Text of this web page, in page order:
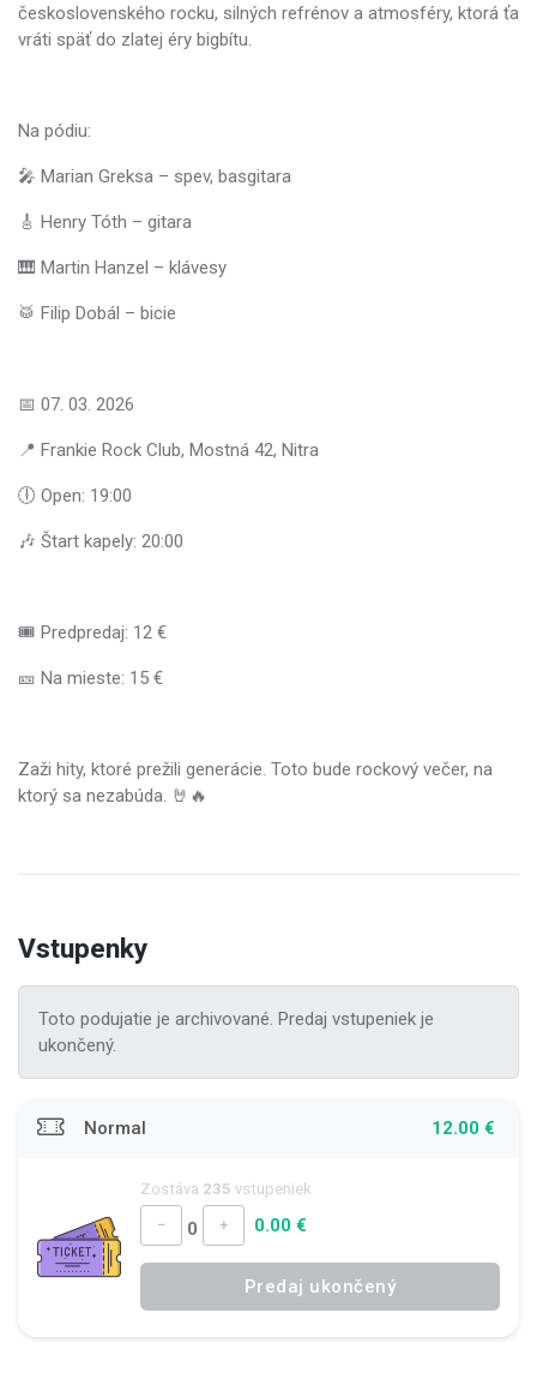
československého rocku, silných refrénov a atmosféry, ktorá ťa
vráti späť do zlatej éry bigbítu.
Na pódiu:
🎤 Marian Greksa – spev, basgitara
🎸 Henry Tóth – gitara
🎹 Martin Hanzel – klávesy
🥁 Filip Dobál – bicie
📅 07. 03. 2026
📍 Frankie Rock Club, Mostná 42, Nitra
🕕 Open: 19:00
🎶 Štart kapely: 20:00
🎟 Predpredaj: 12 €
🎫 Na mieste: 15 €
Zaži hity, ktoré prežili generácie. Toto bude rockový večer, na
ktorý sa nezabúda. 🤘🔥
Vstupenky
Toto podujatie je archivované. Predaj vstupeniek je
ukončený.
Normal 12.00 €
Zostáva 235 vstupeniek
− 0 + 0.00 €
Predaj ukončený